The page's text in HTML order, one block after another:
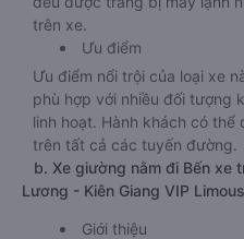
trên xe.
Ưu điểm
Ưu điểm nổi trội của loại xe
phù hợp với nhiều đối tượng
linh hoạt. Hành khách có
trên tất cả các tuyến đường.
b. Xe giường nằm đi Bến xe
Lương - Kiên Giang VIP
Giới thiệu